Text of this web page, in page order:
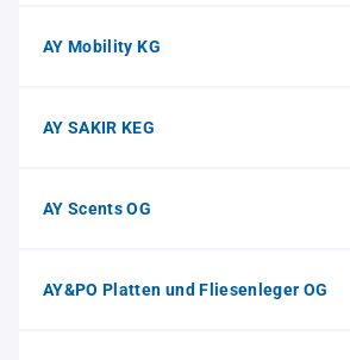
AY Mobility KG
AY SAKIR KEG
AY Scents OG
AY&PO Platten und Fliesenleger OG